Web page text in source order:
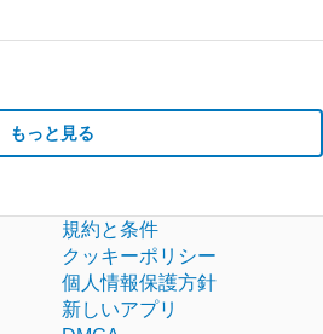
もっと見る
規約と条件
クッキーポリシー
個人情報保護方針
新しいアプリ